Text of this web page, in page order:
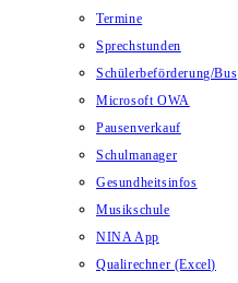
Termine
Sprechstunden
Schülerbeförderung/Bus
Microsoft OWA
Pausenverkauf
Schulmanager
Gesundheitsinfos
Musikschule
NINA App
Qualirechner (Excel)